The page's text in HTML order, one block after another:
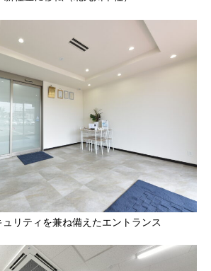
リティを兼ね備えたエントランス